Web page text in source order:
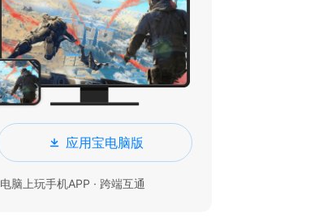
应用宝电脑版
电脑上玩手机APP · 跨端互通